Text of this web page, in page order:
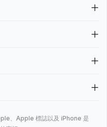
、Apple 標誌以及 iPhone 是